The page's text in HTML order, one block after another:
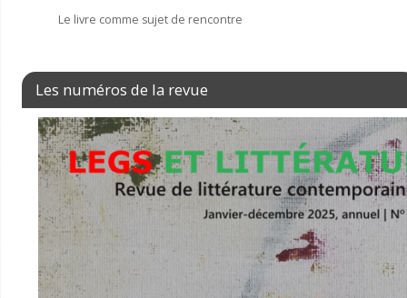
Le livre comme sujet de rencontre
Les numéros de la revue